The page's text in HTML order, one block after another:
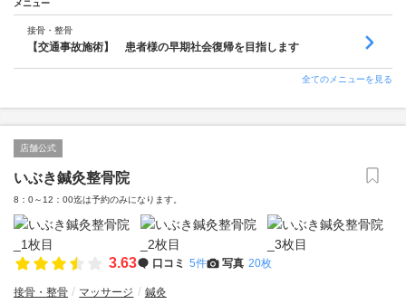
メニュー
接骨・整骨
【交通事故施術】 患者様の早期社会復帰を目指します
全てのメニューを見る
店舗公式
いぶき鍼灸整骨院
8：0～12：00迄は予約のみになります。
3.63 口コミ 5件 写真 20枚
接骨・整骨 マッサージ 鍼灸